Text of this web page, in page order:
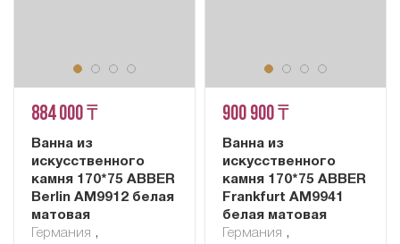
884 000 ₸
Ванна из
искусственного
камня 170*75 ABBER
Berlin AM9912 белая
матовая
Германия ,
900 900 ₸
Ванна из
искусственного
камня 170*75 ABBER
Frankfurt AM9941
белая матовая
Германия ,